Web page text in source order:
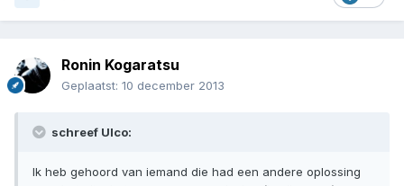
Ronin Kogaratsu
Geplaatst: 10 december 2013
schreef Ulco:
Ik heb gehoord van iemand die had een andere oplossing